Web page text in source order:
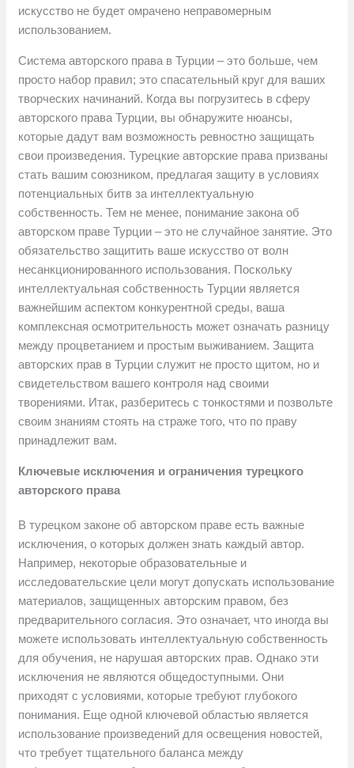
искусство не будет омрачено неправомерным
использованием.
Система авторского права в Турции – это больше, чем
просто набор правил; это спасательный круг для ваших
творческих начинаний. Когда вы погрузитесь в сферу
авторского права Турции, вы обнаружите нюансы,
которые дадут вам возможность ревностно защищать
свои произведения. Турецкие авторские права призваны
стать вашим союзником, предлагая защиту в условиях
потенциальных битв за интеллектуальную
собственность. Тем не менее, понимание закона об
авторском праве Турции – это не случайное занятие. Это
обязательство защитить ваше искусство от волн
несанкционированного использования. Поскольку
интеллектуальная собственность Турции является
важнейшим аспектом конкурентной среды, ваша
комплексная осмотрительность может означать разницу
между процветанием и простым выживанием. Защита
авторских прав в Турции служит не просто щитом, но и
свидетельством вашего контроля над своими
творениями. Итак, разберитесь с тонкостями и позвольте
своим знаниям стоять на страже того, что по праву
принадлежит вам.
Ключевые исключения и ограничения турецкого
авторского права
В турецком законе об авторском праве есть важные
исключения, о которых должен знать каждый автор.
Например, некоторые образовательные и
исследовательские цели могут допускать использование
материалов, защищенных авторским правом, без
предварительного согласия. Это означает, что иногда вы
можете использовать интеллектуальную собственность
для обучения, не нарушая авторских прав. Однако эти
исключения не являются общедоступными. Они
приходят с условиями, которые требуют глубокого
понимания. Еще одной ключевой областью является
использование произведений для освещения новостей,
что требует тщательного баланса между